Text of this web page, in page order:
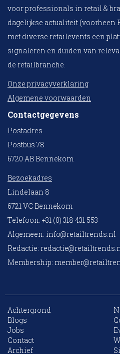
voor professionals in retail &
dagelijkse actualiteit (voorheen
met diverse retailevents een
signaleren en duiden van
de retailbranche.
Onze privacyverklaring
Algemene voorwaarden
Contactgegevens
Postadres
Postbus 78
6720 AB Bennekom
Bezoekadres
Lindelaan 8
6721 VC Bennekom
Telefoon: +31 (0) 318 431 553
Algemeen: info@retailtrends.nl
Redactie:
Membership:
Achtergrond
Blogs
Jobs
Contact
Archief